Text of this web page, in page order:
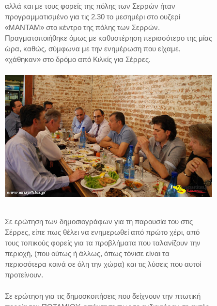
αλλά και με τους φορείς της πόλης των Σερρών ήταν
προγραμματισμένο για τις 2.30 το μεσημέρι στο ουζερί
«ΜΑΝΤΑΜ» στο κέντρο της πόλης των Σερρών.
Πραγματοποιήθηκε όμως με καθυστέρηση περισσότερο της μίας
ώρα, καθώς, σύμφωνα με την ενημέρωση που είχαμε,
«χάθηκαν» στο δρόμο από Κιλκίς για Σέρρες.
Σε ερώτηση των δημοσιογράφων για τη παρουσία του στις
Σέρρες, είπε πως θέλει να ενημερωθεί από πρώτο χέρι, από
τους τοπικούς φορείς για τα προβλήματα που ταλανίζουν την
περιοχή, (που ούτως ή άλλως, όπως τόνισε είναι τα
περισσότερα κοινά σε όλη την χώρα) και τις λύσεις που αυτοί
προτείνουν.
Σε ερώτηση για τις δημοσκοπήσεις που δείχνουν την πτωτική